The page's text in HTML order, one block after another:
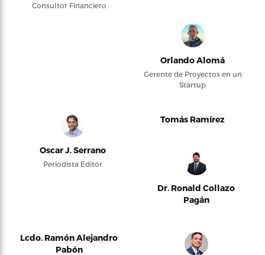
Consultor Financiero
Orlando Alomá
Gerente de Proyectos en un
Startup
Oscar J. Serrano
Periodista Editor
Tomás Ramírez
Dr. Ronald Collazo
Pagán
Lcdo. Ramón Alejandro
Pabón